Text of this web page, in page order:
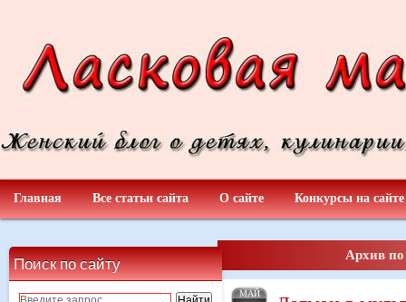
Главная Все статьи сайта О сайте Конкурсы на сайте
Поиск по сайту Архив по
МАЙ